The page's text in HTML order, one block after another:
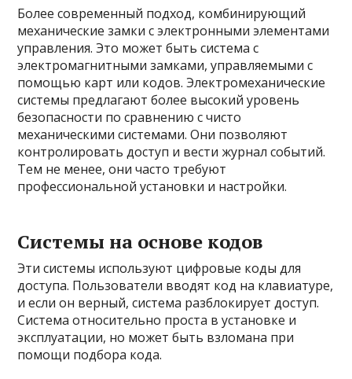
Более современный подход, комбинирующий
механические замки с электронными элементами
управления. Это может быть система с
электромагнитными замками, управляемыми с
помощью карт или кодов. Электромеханические
системы предлагают более высокий уровень
безопасности по сравнению с чисто
механическими системами. Они позволяют
контролировать доступ и вести журнал событий.
Тем не менее, они часто требуют
профессиональной установки и настройки.
Системы на основе кодов
Эти системы используют цифровые коды для
доступа. Пользователи вводят код на клавиатуре,
и если он верный, система разблокирует доступ.
Система относительно проста в установке и
эксплуатации, но может быть взломана при
помощи подбора кода.